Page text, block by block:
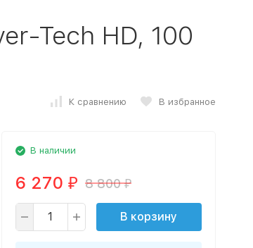
Tech HD, 100
К сравнению В избранное
В наличии
6 270 ₽ 8 800₽
В корзину